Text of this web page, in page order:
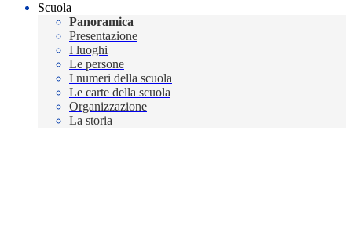
Scuola
Panoramica
Presentazione
I luoghi
Le persone
I numeri della scuola
Le carte della scuola
Organizzazione
La storia